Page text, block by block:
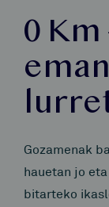
0
Gozamenak
hauetan jo
bitarteko